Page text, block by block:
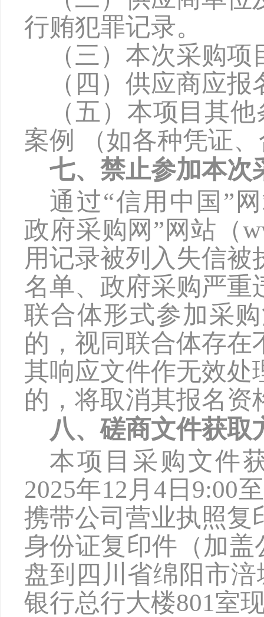
行贿犯罪记录。
（三）本次采购
（四）供应商应
（五）本项目其
案例 （如各种凭证
七、禁止参加本次
通过“信用中国”
政府采购网”网站（
用记录被列入失信
名单、政府采购严重
联合体形式参加采
的，视同联合体存
其响应文件作无效处
的，将取消其报名资
八、磋商文件获取
本项目采购文件
2025年12 月 4 日 9:00
携带公司营业执照复
身份证复印件（加
盘到四川省绵阳市
银行总行大楼801室